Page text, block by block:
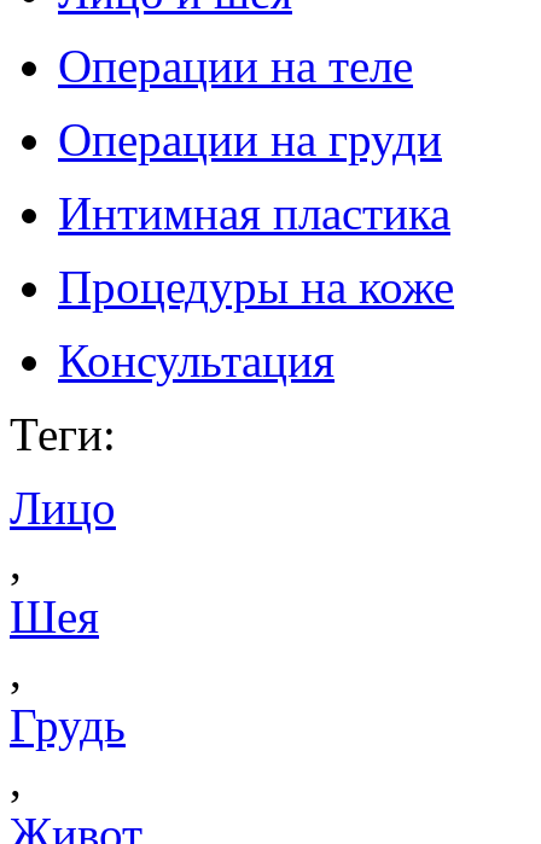
Операции на теле
Операции на груди
Интимная пластика
Процедуры на коже
Консультация
Теги:
Лицо
,
Шея
,
Грудь
,
Живот